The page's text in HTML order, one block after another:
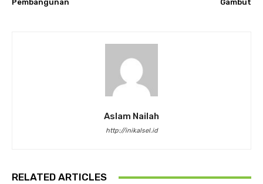
Pembangunan
Gambut
Aslam Nailah
http://inikalsel.id
RELATED ARTICLES